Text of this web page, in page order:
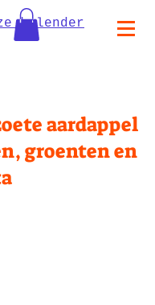
kalender
aardappel
groenten en